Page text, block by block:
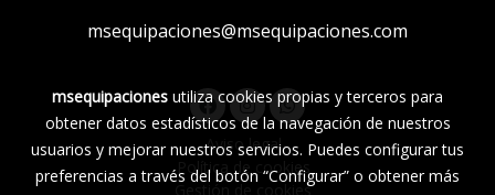
msequipaciones@msequipaciones.com
Aviso legal
Política de cookies
Gestión de cookies
msequipaciones utiliza cookies propias y terceros para
obtener datos estadísticos de la navegación de nuestros
usuarios y mejorar nuestros servicios. Puedes configurar tus
preferencias a través del botón “Configurar” o obtener más